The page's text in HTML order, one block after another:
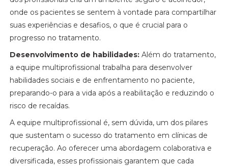
onde os pacientes se sentem à vontade para compartilhar
suas experiências e desafios, o que é crucial para o
progresso no tratamento.
Desenvolvimento de habilidades: Além do tratamento,
a equipe multiprofissional trabalha para desenvolver
habilidades sociais e de enfrentamento no paciente,
preparando-o para a vida após a reabilitação e reduzindo o
risco de recaídas.
A equipe multiprofissional é, sem dúvida, um dos pilares
que sustentam o sucesso do tratamento em clínicas de
recuperação. Ao oferecer uma abordagem colaborativa e
diversificada, esses profissionais garantem que cada